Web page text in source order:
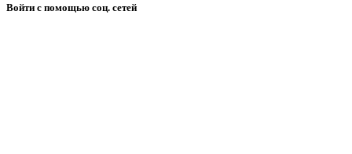
Войти с помощью соц. сетей